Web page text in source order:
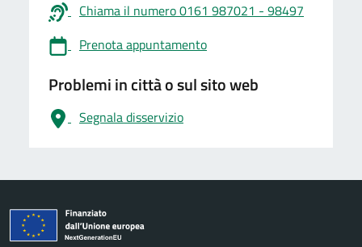
Chiama il numero 0161 987021 - 98497
Prenota appuntamento
Problemi in città o sul sito web
Segnala disservizio
logo Unione Europea